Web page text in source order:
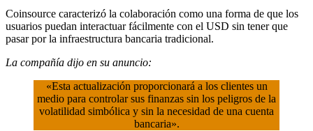
Coinsource caracterizó la colaboración como una forma de que los
usuarios puedan interactuar fácilmente con el USD sin tener que
pasar por la infraestructura bancaria tradicional.
La compañía dijo en su anuncio:
«Esta actualización proporcionará a los clientes un
medio para controlar sus finanzas sin los peligros de la
volatilidad simbólica y sin la necesidad de una cuenta
bancaria».